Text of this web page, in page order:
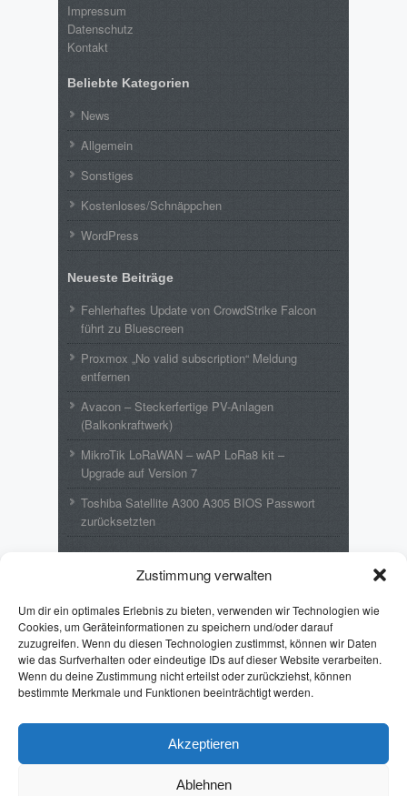
Zustimmung verwalten
Um dir ein optimales Erlebnis zu bieten, verwenden wir Technologien wie
Cookies, um Geräteinformationen zu speichern und/oder darauf
zuzugreifen. Wenn du diesen Technologien zustimmst, können wir Daten
wie das Surfverhalten oder eindeutige IDs auf dieser Website verarbeiten.
Wenn du deine Zustimmung nicht erteilst oder zurückziehst, können
bestimmte Merkmale und Funktionen beeinträchtigt werden.
Akzeptieren
Ablehnen
Impressum
Datenschutz
Kontakt
Beliebte Kategorien
News
Allgemein
Sonstiges
Kostenloses/Schnäppchen
WordPress
Neueste Beiträge
Fehlerhaftes Update von CrowdStrike Falcon
führt zu Bluescreen
Proxmox „No valid subscription“ Meldung
entfernen
Avacon – Steckerfertige PV-Anlagen
(Balkonkraftwerk)
MikroTik LoRaWAN – wAP LoRa8 kit –
Upgrade auf Version 7
Toshiba Satellite A300 A305 BIOS Passwort
zurücksetzten
LoRa8 kit – Upgrade auf Version 7
EmilzuToshiba Satellite A300 A305 BIOS
Passwort zurücksetzten
Puff LotharzuToshiba Satellite A300 A305
Batch: Format von %date%
Toshiba Satellite A300 A305 BIOS